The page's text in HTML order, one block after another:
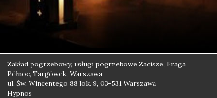
Zakład pogrzebowy, usługi pogrzebowe Zacisze, Praga
Północ, Targówek, Warszawa
ul. Św. Wincentego 88 lok. 9, 03-531 Warszawa
Hypnos